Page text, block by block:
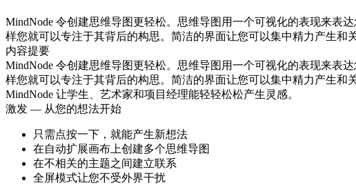
MindNode 令创建思维导图更轻松。思维导图用一个可视化的表现来表
样您就可以专注于其背后的构思。简洁的界面让您可以集中精力产生和
内容提要
MindNode 令创建思维导图更轻松。思维导图用一个可视化的表现来表
样您就可以专注于其背后的构思。简洁的界面让您可以集中精力产生和
MindNode 让学生、艺术家和项目经理能轻轻松松产生灵感。
激发 — 从您的想法开始
只需点按一下，就能产生新想法
在自动扩展画布上创建多个思维导图
在不相关的主题之间建立联系
全屏模式让您不受外界干扰